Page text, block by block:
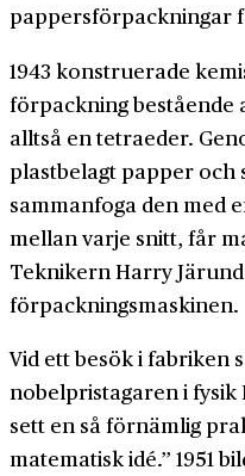
pappersförpackningar
1943 konstruerade
förpackning bestående
alltså en tetraeder.
plastbelagt papper och
sammanfoga den med
mellan varje snitt, får
Teknikern Harry
förpackningsmaskinen.
Vid ett besök i fabriken
nobelpristagaren i fysik
sett en så förnämlig
matematisk idé.” 1951